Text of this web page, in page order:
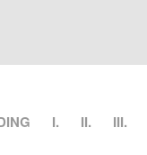
I. II. III.